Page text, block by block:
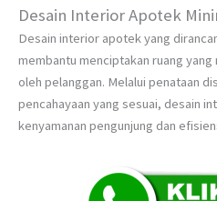
Desain Interior Apotek
Desain interior apotek yang
membantu menciptakan ruang
oleh pelanggan. Melalui penataan
pencahayaan yang sesuai, desain
kenyamanan pengunjung dan